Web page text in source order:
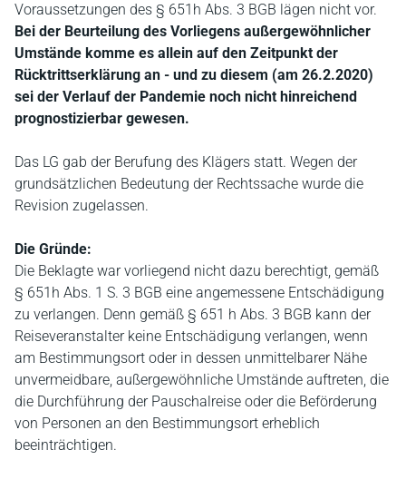
Voraussetzungen des § 651h Abs. 3 BGB lägen nicht vor.
Bei der Beurteilung des Vorliegens außergewöhnlicher
Umstände komme es allein auf den Zeitpunkt der
Rücktrittserklärung an - und zu diesem (am 26.2.2020)
sei der Verlauf der Pandemie noch nicht hinreichend
prognostizierbar gewesen.
Das LG gab der Berufung des Klägers statt. Wegen der
grundsätzlichen Bedeutung der Rechtssache wurde die
Revision zugelassen.
Die Gründe:
Die Beklagte war vorliegend nicht dazu berechtigt, gemäß
§ 651h Abs. 1 S. 3 BGB eine angemessene Entschädigung
zu verlangen. Denn gemäß § 651 h Abs. 3 BGB kann der
Reiseveranstalter keine Entschädigung verlangen, wenn
am Bestimmungsort oder in dessen unmittelbarer Nähe
unvermeidbare, außergewöhnliche Umstände auftreten, die
die Durchführung der Pauschalreise oder die Beförderung
von Personen an den Bestimmungsort erheblich
beeinträchtigen.